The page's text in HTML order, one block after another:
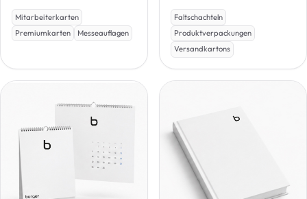
Mitarbeiterkarten
Premiumkarten
Messeauflagen
Faltschachteln
Produktverpackungen
Versandkartons